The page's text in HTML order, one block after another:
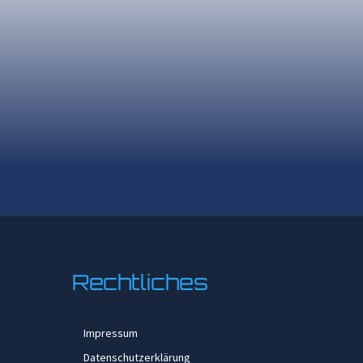
Rechtliches
Impressum
Datenschutzerklärung